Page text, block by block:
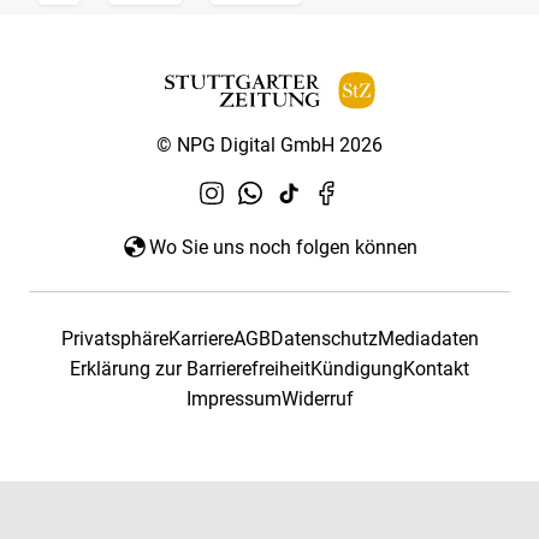
© NPG Digital GmbH 2026
Wo Sie uns noch folgen können
PrivatsphäreKarriereAGBDatenschutzMediadaten
Erklärung zur BarrierefreiheitKündigungKontakt
ImpressumWiderruf